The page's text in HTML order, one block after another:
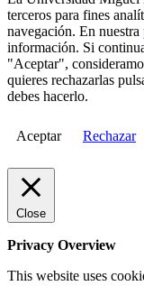
terceros para fines
navegación. En nuestra
información. Si
"Aceptar",
quieres rechazarlas
debes hacerlo.
Aceptar Rechazar
Close
Privacy Overview
This website uses